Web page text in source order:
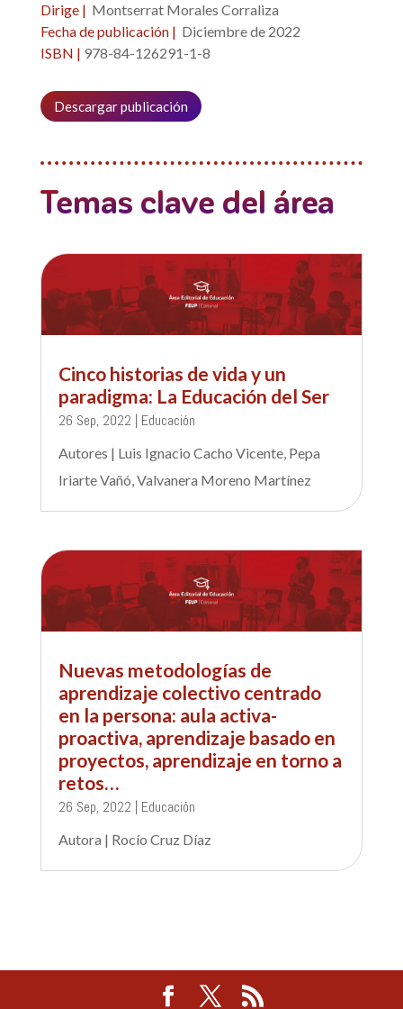
Dirige | Montserrat Morales Corraliza
Fecha de publicación | Diciembre de 2022
ISBN | 978-84-126291-1-8
Descargar publicación
Temas clave del área
Cinco historias de vida y un
paradigma: La Educación del Ser
26 Sep, 2022 | Educación
Autores | Luis Ignacio Cacho Vicente, Pepa
Iriarte Vañó, Valvanera Moreno Martínez
Nuevas metodologías de
aprendizaje colectivo centrado
en la persona: aula activa-
proactiva, aprendizaje basado en
proyectos, aprendizaje en torno a
retos…
26 Sep, 2022 | Educación
Autora | Rocío Cruz Díaz